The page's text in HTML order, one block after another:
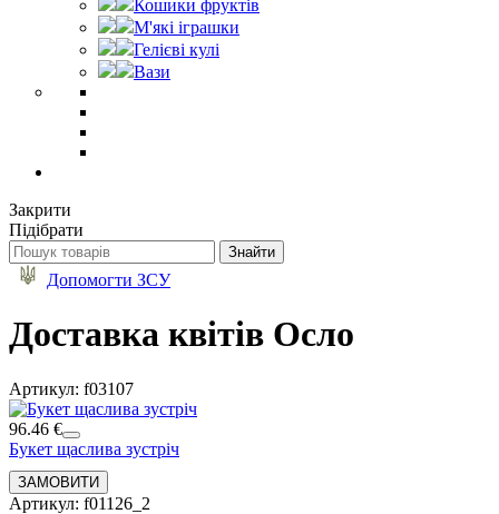
Кошики фруктів
М'які іграшки
Гелієві кулі
Вази
Закрити
Підібрати
Допомогти ЗСУ
Доставка квітів Осло
Артикул: f03107
96.46 €
Букет щаслива зустріч
Артикул: f01126_2